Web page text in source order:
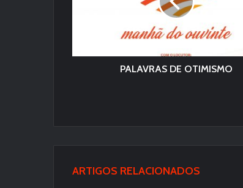
PALAVRAS DE OTIMISMO
ARTIGOS RELACIONADOS